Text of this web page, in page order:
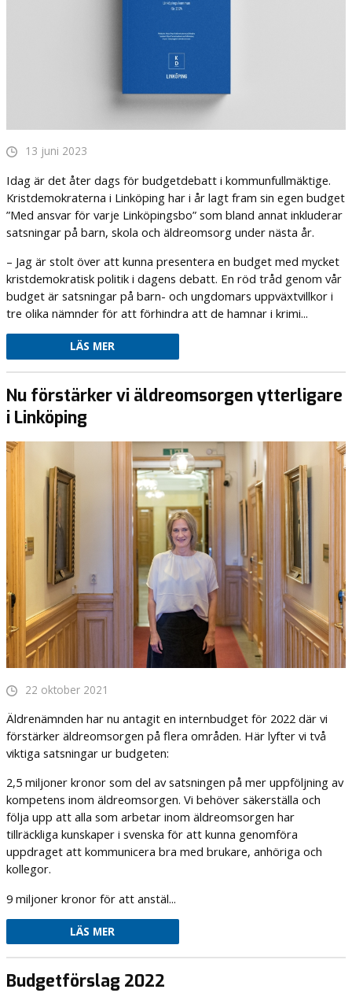
13 juni 2023
Idag är det åter dags för budgetdebatt i kommunfullmäktige.
Kristdemokraterna i Linköping har i år lagt fram sin egen budget
”Med ansvar för varje Linköpingsbo” som bland annat inkluderar
satsningar på barn, skola och äldreomsorg under nästa år.
– Jag är stolt över att kunna presentera en budget med mycket
kristdemokratisk politik i dagens debatt. En röd tråd genom vår
budget är satsningar på barn- och ungdomars uppväxtvillkor i
tre olika nämnder för att förhindra att de hamnar i krimi...
LÄS MER
Nu förstärker vi äldreomsorgen ytterligare
i Linköping
22 oktober 2021
Äldrenämnden har nu antagit en internbudget för 2022 där vi
förstärker äldreomsorgen på flera områden. Här lyfter vi två
viktiga satsningar ur budgeten:
2,5 miljoner kronor som del av satsningen på mer uppföljning av
kompetens inom äldreomsorgen. Vi behöver säkerställa och
följa upp att alla som arbetar inom äldreomsorgen har
tillräckliga kunskaper i svenska för att kunna genomföra
uppdraget att kommunicera bra med brukare, anhöriga och
kollegor.
9 miljoner kronor för att anstäl...
LÄS MER
Budgetförslag 2022